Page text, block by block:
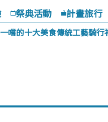
祭典活動 計畫旅行
嚐的十大美食傳統工藝騎行